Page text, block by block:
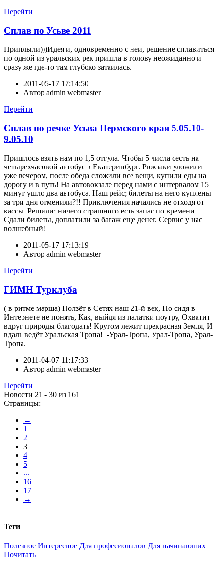
Перейти
Сплав по Усьве 2011
Приплыли)))Идея и, одновременно с ней, решение сплавиться
по одной из уральских рек пришла в голову неожиданно и
сразу же где-то там глубоко затаилась.
2011-05-17 17:14:50
Автор admin webmaster
Перейти
Сплав по речке Усьва Пермского края 5.05.10-
9.05.10
Пришлось взять нам по 1,5 отгула. Чтобы 5 числа сесть на
четырехчасовой автобус в Екатеринбург. Рюкзаки уложили
уже вечером, после обеда сложили все вещи, купили еды на
дорогу и в путь! На автовокзале перед нами с интервалом 15
минут ушло два автобуса. Наш рейс; билеты на него куплены
за три дня отменили?!! Приключения начались не отходя от
кассы. Решили: ничего страшного есть запас по времени.
Сдали билеты, доплатили за багаж еще денег. Сервис у нас
волшебный!
2011-05-17 17:13:19
Автор admin webmaster
Перейти
ГИМН Турклуба
( в ритме марша) Ползёт в Сетях наш 21-й век, Но сидя в
Интернете не понять, Как, выйдя из палатки поутру, Охватит
вдруг природы благодать! Кругом лежит прекрасная Земля, И
вдаль ведёт Уральская Тропа! -Урал-Тропа, Урал-Тропа, Урал-
Тропа.
2011-04-07 11:17:33
Автор admin webmaster
Перейти
Новости 21 - 30 из 161
Страницы:
←
1
2
3
4
5
...
16
17
→
Теги
Полезное Интересное Для професионалов Для начинающих
Почитать